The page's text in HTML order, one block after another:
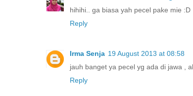
hihihi.. ga biasa yah pecel pake mie :D
Reply
Irma Senja 19 August 2013 at 08:58
jauh banget ya pecel yg ada di jawa ,
Reply